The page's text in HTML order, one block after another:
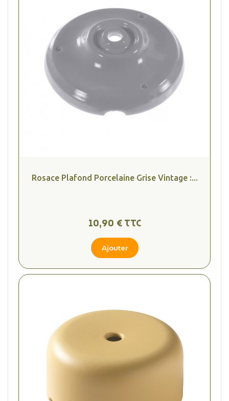
Rosace Plafond Porcelaine Grise Vintage :...
10,90 € TTC
Ajouter